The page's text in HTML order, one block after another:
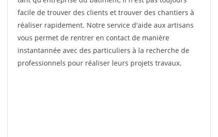
facile de trouver des clients et trouver des chantiers à
réaliser rapidement. Notre service d'aide aux artisans
vous permet de rentrer en contact de manière
instantannée avec des particuliers à la recherche de
professionnels pour réaliser leurs projets travaux.